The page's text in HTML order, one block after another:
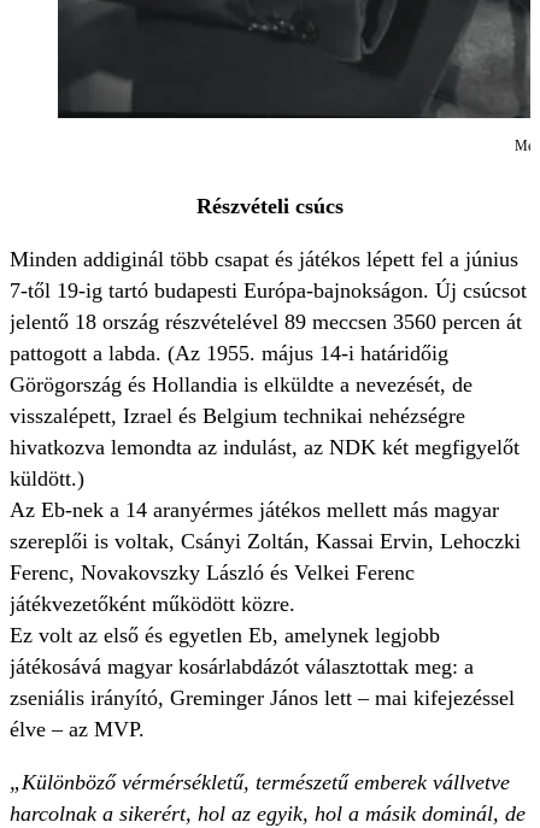
Részvételi csúcs
Minden addiginál több csapat és játékos lépett fel a június
7-től 19-ig tartó budapesti Európa-bajnokságon. Új csúcsot
jelentő 18 ország részvételével 89 meccsen 3560 percen át
pattogott a labda. (Az 1955. május 14-i határidőig
Görögország és Hollandia is elküldte a nevezését, de
visszalépett, Izrael és Belgium technikai nehézségre
hivatkozva lemondta az indulást, az NDK két megfigyelőt
küldött.)
Az Eb-nek a 14 aranyérmes játékos mellett más magyar
szereplői is voltak, Csányi Zoltán, Kassai Ervin, Lehoczki
Ferenc, Novakovszky László és Velkei Ferenc
játékvezetőként működött közre.
Ez volt az első és egyetlen Eb, amelynek legjobb
játékosává magyar kosárlabdázót választottak meg: a
zseniális irányító, Greminger János lett – mai kifejezéssel
élve – az MVP.
„Különböző vérmérsékletű, természetű emberek vállvetve
harcolnak a sikerért, hol az egyik, hol a másik dominál, de